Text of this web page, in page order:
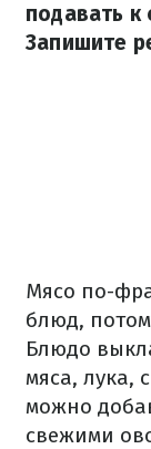
подавать к
Запишите
Мясо по-
блюд,
Блюдо
мяса, лука,
можно
свежими